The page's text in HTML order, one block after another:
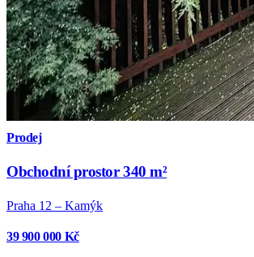
Prodej
Obchodní prostor 340 m²
Praha 12 – Kamýk
39 900 000 Kč